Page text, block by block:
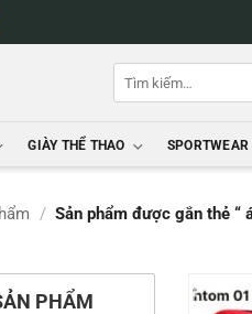
Tìm
GIÀY THỂ THAO SPORTWEAR
/ Sản phẩm được gắn thẻ “
PHẨM